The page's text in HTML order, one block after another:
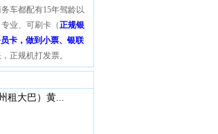
车都配有15年驾龄以
业、可刷卡（正规银
卡，做到小票、银联
正规机打发票。
租大巴）黄...